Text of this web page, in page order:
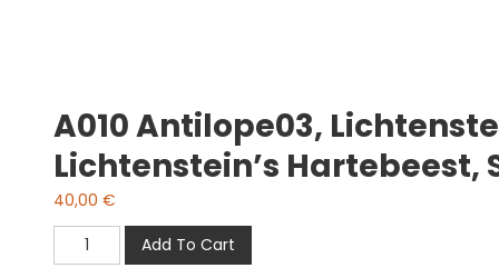
A010 Antilope03,
Lichtenstein’s
40,00€
A010
antilope03,
Add To Cart